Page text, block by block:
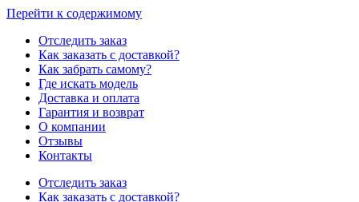
Перейти к содержимому
Отследить заказ
Как заказать с доставкой?
Как забрать самому?
Где искать модель
Доставка и оплата
Гарантия и возврат
О компании
Отзывы
Контакты
Отследить заказ
Как заказать с доставкой?